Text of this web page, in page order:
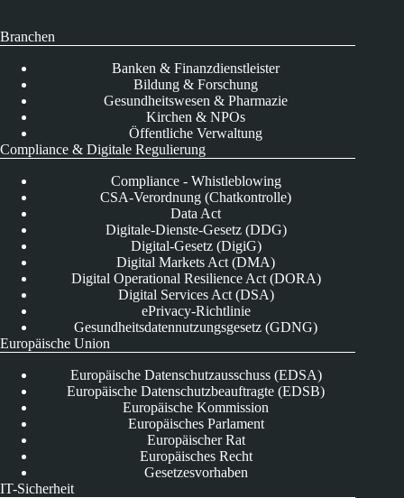
Branchen
Banken & Finanzdienstleister
Bildung & Forschung
Gesundheitswesen & Pharmazie
Kirchen & NPOs
Öffentliche Verwaltung
Compliance & Digitale Regulierung
Compliance - Whistleblowing
CSA-Verordnung (Chatkontrolle)
Data Act
Digitale-Dienste-Gesetz (DDG)
Digital-Gesetz (DigiG)
Digital Markets Act (DMA)
Digital Operational Resilience Act (DORA)
Digital Services Act (DSA)
ePrivacy-Richtlinie
Gesundheitsdatennutzungsgesetz (GDNG)
Europäische Union
Europäische Datenschutzausschuss (EDSA)
Europäische Datenschutzbeauftragte (EDSB)
Europäische Kommission
Europäisches Parlament
Europäischer Rat
Europäisches Recht
Gesetzesvorhaben
IT-Sicherheit